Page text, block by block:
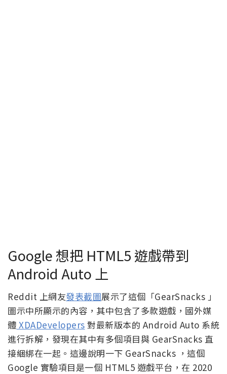
Google 想把 HTML5 遊戲帶到
Android Auto 上
Reddit 上網友發表截圖展示了這個「GearSnacks 」
圖示中所顯示的內容，其中包含了多款遊戲，國外媒
體 XDADevelopers 對最新版本的 Android Auto 系統
進行拆解，發現在其中有多個項目與 GearSnacks 直
接綑綁在一起。這邊說明一下 GearSnacks ，這個
Google 實驗項目是一個 HTML5 遊戲平台，在 2020